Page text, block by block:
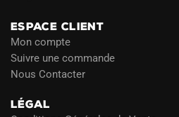
ESPACE CLIENT
Mon compte
Suivre une commande
Nous Contacter
LÉGAL